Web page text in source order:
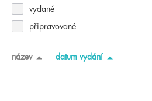
vydané
připravované
název datum vydání